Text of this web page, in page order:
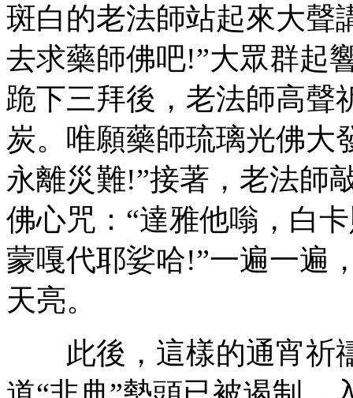
斑白的老法師站起來大聲
去求藥師佛吧!”大眾群起
跪下三拜後，老法師高聲
炭。唯願藥師琉璃光佛大
永離災難!”接著，老法師
佛心咒：“達雅他嗡，白
蒙嘎代耶娑哈!”一遍一遍
天亮。
此後，這樣的通宵祈